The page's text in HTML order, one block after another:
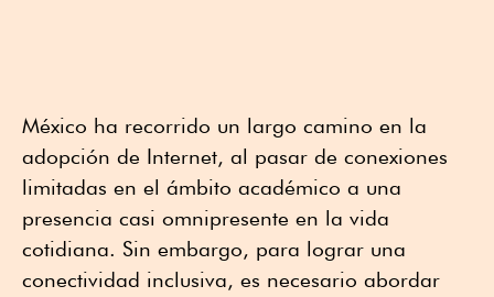
México ha recorrido un largo camino en la
adopción de Internet, al pasar de conexiones
limitadas en el ámbito académico a una
presencia casi omnipresente en la vida
cotidiana. Sin embargo, para lograr una
conectividad inclusiva, es necesario abordar